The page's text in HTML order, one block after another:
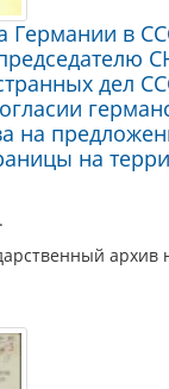
Германии в
дел
на
на